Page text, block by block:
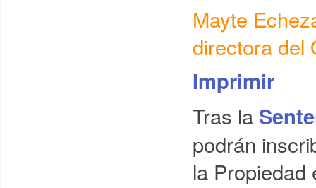
Mayte
directora del
Imprimir
Tras la
podrán
la Propiedad